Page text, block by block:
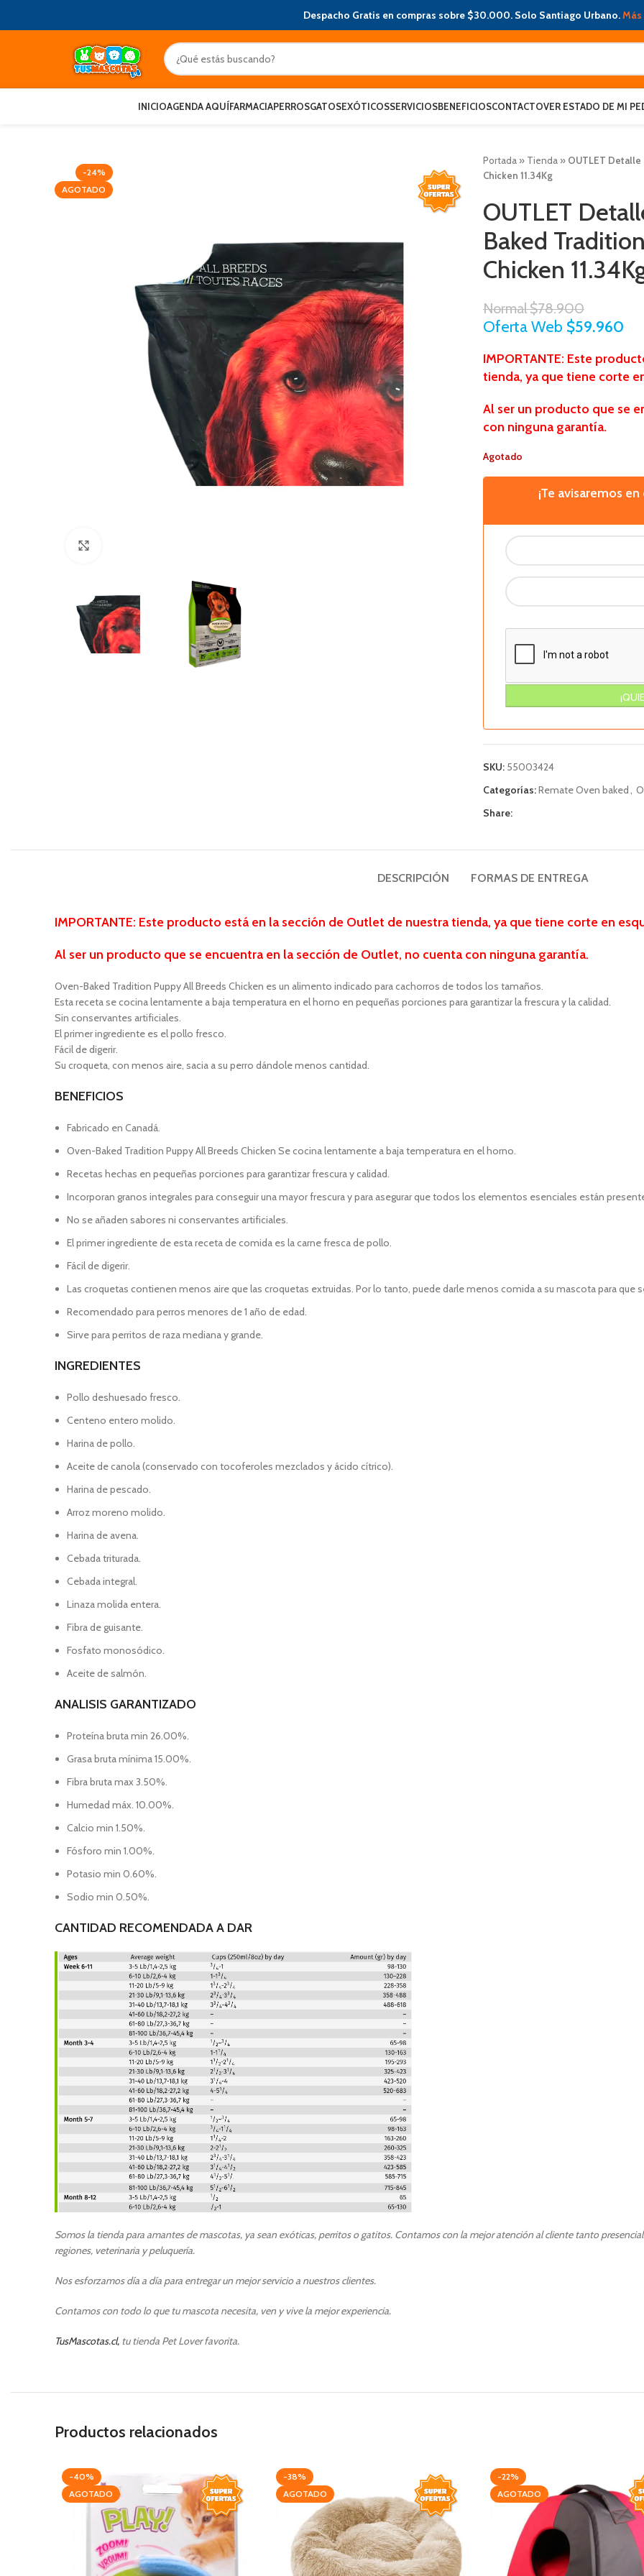
Despacho Gratis en compras sobre $30.000. Solo Santiago Urbano.
INICIOAGENDA AQUÍFARMACIAPERROSGATOSEXÓTICOSSERVICIOSBENEFICIOSCONTACTOVER ESTADO DE MI
-24%
AGOTADO
Portada » Tienda » OUTLET Detalle
Chicken 11.34Kg
OUTLET
Baked
Chicken
Normal$78.900
Oferta Web $59.960
IMPORTANTE: Este
tienda, ya que tiene corte
Al ser un producto que se
con ninguna garantía.
Agotado
¡Te avisaremos
SKU: 55003424
Categorías:Remate Oven baked,
Share:
DESCRIPCIÓN FORMAS DE ENTREGA
IMPORTANTE: Este producto está en la sección de Outlet de nuestra tienda, ya que tiene corte en
Al ser un producto que se encuentra en la sección de Outlet, no cuenta con ninguna garantía.
Oven-Baked Tradition Puppy All Breeds Chicken es un alimento indicado para cachorros de todos los tamaños.
Esta receta se cocina lentamente a baja temperatura en el horno en pequeñas porciones para garantizar la frescura y la calidad.
Sin conservantes artificiales.
El primer ingrediente es el pollo fresco.
Fácil de digerir.
Su croqueta, con menos aire, sacia a su perro dándole menos cantidad.
BENEFICIOS
Fabricado en Canadá.
Oven-Baked Tradition Puppy All Breeds Chicken Se cocina lentamente a baja temperatura en el horno.
Recetas hechas en pequeñas porciones para garantizar frescura y calidad.
Incorporan granos integrales para conseguir una mayor frescura y para asegurar que todos los elementos esenciales están
No se añaden sabores ni conservantes artificiales.
El primer ingrediente de esta receta de comida es la carne fresca de pollo.
Fácil de digerir.
Las croquetas contienen menos aire que las croquetas extruidas. Por lo tanto, puede darle menos comida a su mascota para que
Recomendado para perros menores de 1 año de edad.
Sirve para perritos de raza mediana y grande.
INGREDIENTES
Pollo deshuesado fresco.
Centeno entero molido.
Harina de pollo.
Aceite de canola (conservado con tocoferoles mezclados y ácido cítrico).
Harina de pescado.
Arroz moreno molido.
Harina de avena.
Cebada triturada.
Cebada integral.
Linaza molida entera.
Fibra de guisante.
Fosfato monosódico.
Aceite de salmón.
ANALISIS GARANTIZADO
Proteína bruta min 26.00%.
Grasa bruta mínima 15.00%.
Fibra bruta max 3.50%.
Humedad máx. 10.00%.
Calcio min 1.50%.
Fósforo min 1.00%.
Potasio min 0.60%.
Sodio min 0.50%.
CANTIDAD RECOMENDADA A DAR
Somos la tienda para amantes de mascotas, ya sean exóticas, perritos o gatitos. Contamos con la mejor atención al cliente tanto
regiones, veterinaria y peluquería.
Nos esforzamos día a día para entregar un mejor servicio a nuestros clientes.
Contamos con todo lo que tu mascota necesita, ven y vive la mejor experiencia.
TusMascotas.cl, tu tienda Pet Lover favorita.
Productos relacionados
-40%
AGOTADO
-38%
AGOTADO
-22%
AGOTADO